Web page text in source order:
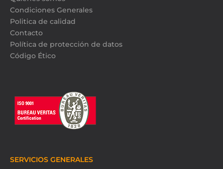
Condiciones Generales
Politica de calidad
Contacto
Política de protección de datos
Código Ético
SERVICIOS GENERALES